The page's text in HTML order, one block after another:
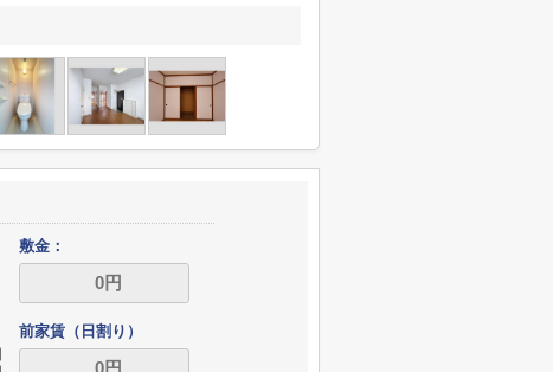
敷金：
前家賃（日割り）